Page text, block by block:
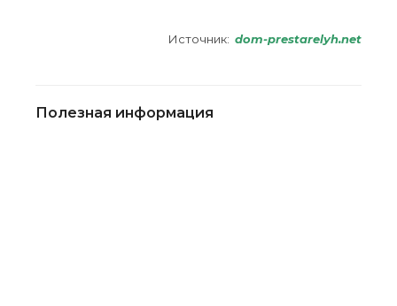
Источник: dom-prestarelyh.net
Полезная информация